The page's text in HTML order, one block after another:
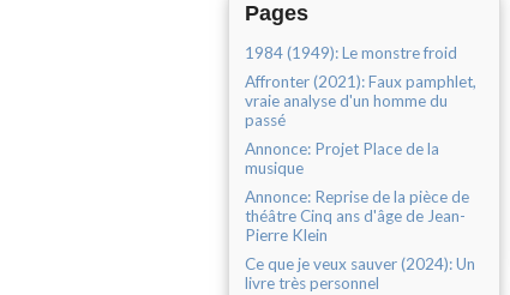
Pages
1984 (1949): Le monstre froid
Affronter (2021): Faux pamphlet,
vraie analyse d'un homme du
passé
Annonce: Projet Place de la
musique
Annonce: Reprise de la pièce de
théâtre Cinq ans d'âge de Jean-
Pierre Klein
Ce que je veux sauver (2024): Un
livre très personnel